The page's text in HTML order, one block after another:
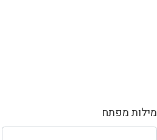
מילות מפתח